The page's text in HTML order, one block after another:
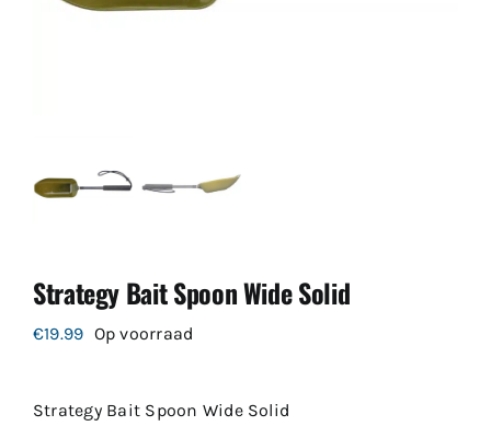
Strategy Bait Spoon Wide Solid
€19.99 Op voorraad
Strategy Bait Spoon Wide Solid